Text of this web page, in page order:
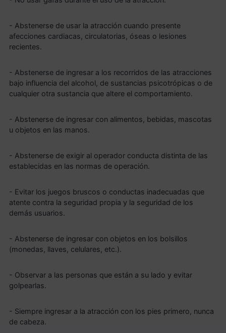
- Abstenerse de usar la atracción cuando presente
afecciones cardiacas, circulatorias, óseas o lesiones
recientes.
- Abstenerse de ingresar a los recorridos de las atracciones
bajo influencia del alcohol, de sustancias psicotrópicas o de
cualquier otra sustancia que altere el comportamiento.
- Abstenerse de ingresar con alimentos, bebidas, mascotas
u objetos en las manos.
- Abstenerse de exigir al operador conducta distinta de las
establecidas en las normas de operación.
- Evitar los juegos bruscos o conductas inadecuadas que
atente contra la seguridad propia y la seguridad de los
demás usuarios.
- Abstenerse de ingresar con objetos en los bolsillos
(monedas, llaves, celulares, etc.).
- Observar a las personas que están a su lado y evitar
golpearlas.
- Siempre ingresar a la atracción con los pies primero, nunca
de cabeza.